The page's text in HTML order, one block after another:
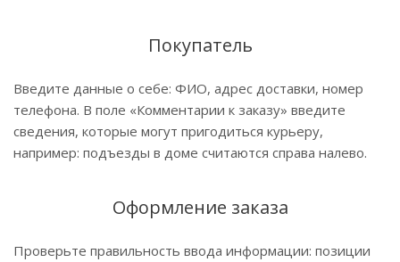
Покупатель
Введите данные о себе: ФИО, адрес доставки, номер
телефона. В поле «Комментарии к заказу» введите
сведения, которые могут пригодиться курьеру,
например: подъезды в доме считаются справа налево.
Оформление заказа
Проверьте правильность ввода информации: позиции